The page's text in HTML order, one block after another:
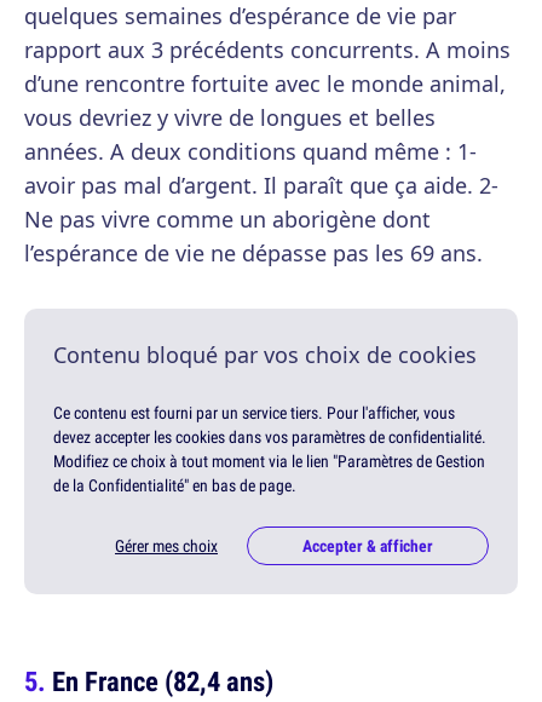
quelques semaines d’espérance de vie par
rapport aux 3 précédents concurrents. A moins
d’une rencontre fortuite avec le monde animal,
vous devriez y vivre de longues et belles
années. A deux conditions quand même : 1-
avoir pas mal d’argent. Il paraît que ça aide. 2-
Ne pas vivre comme un aborigène dont
l’espérance de vie ne dépasse pas les 69 ans.
Contenu bloqué par vos choix de cookies
Ce contenu est fourni par un service tiers. Pour l'afficher, vous
devez accepter les cookies dans vos paramètres de confidentialité.
Modifiez ce choix à tout moment via le lien "Paramètres de Gestion
de la Confidentialité" en bas de page.
Gérer mes choix Accepter & afficher
En France (82,4 ans)